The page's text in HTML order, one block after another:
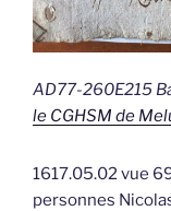
AD77-260E215
le CGHSM de
1617.05.02 vue
personnes